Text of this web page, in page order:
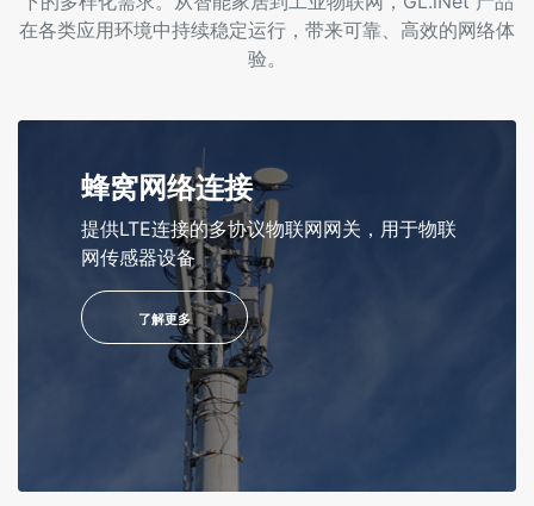
在各类应用环境中持续稳定运行，带来可靠、高效的网络体
验。
蜂窝网络连接
提供LTE连接的多协议物联网网关，用于物联
网传感器设备
了解更多